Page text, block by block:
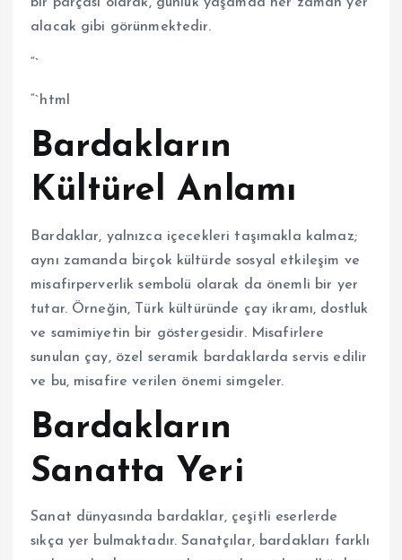
alacak gibi görünmektedir.
“`
“`html
Bardakların
Kültürel Anlamı
Bardaklar, yalnızca içecekleri taşımakla kalmaz;
aynı zamanda birçok kültürde sosyal etkileşim ve
misafirperverlik sembolü olarak da önemli bir yer
tutar. Örneğin, Türk kültüründe çay ikramı, dostluk
ve samimiyetin bir göstergesidir. Misafirlere
sunulan çay, özel seramik bardaklarda servis edilir
ve bu, misafire verilen önemi simgeler.
Bardakların
Sanatta Yeri
Sanat dünyasında bardaklar, çeşitli eserlerde
sıkça yer bulmaktadır. Sanatçılar, bardakları farklı